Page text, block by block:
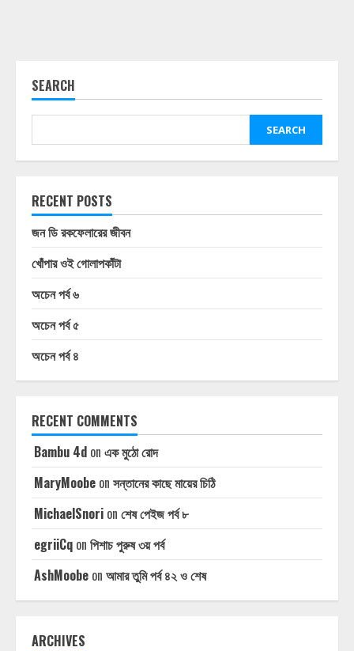
SEARCH
SEARCH
RECENT POSTS
জন ডি রকফেলারের জীবন
খোঁপার ওই গোলাপকাঁটা
অচেন পর্ব ৬
অচেন পর্ব ৫
অচেন পর্ব ৪
RECENT COMMENTS
Bambu 4d on এক মুঠো রোদ
MaryMoobe on সন্তানের কাছে মায়ের চিঠি
MichaelSnori on শেষ পেইজ পর্ব ৮
egriiCq on পিশাচ পুরুষ ৩য় পর্ব
AshMoobe on আমার তুমি পর্ব ৪২ ও শেষ
ARCHIVES